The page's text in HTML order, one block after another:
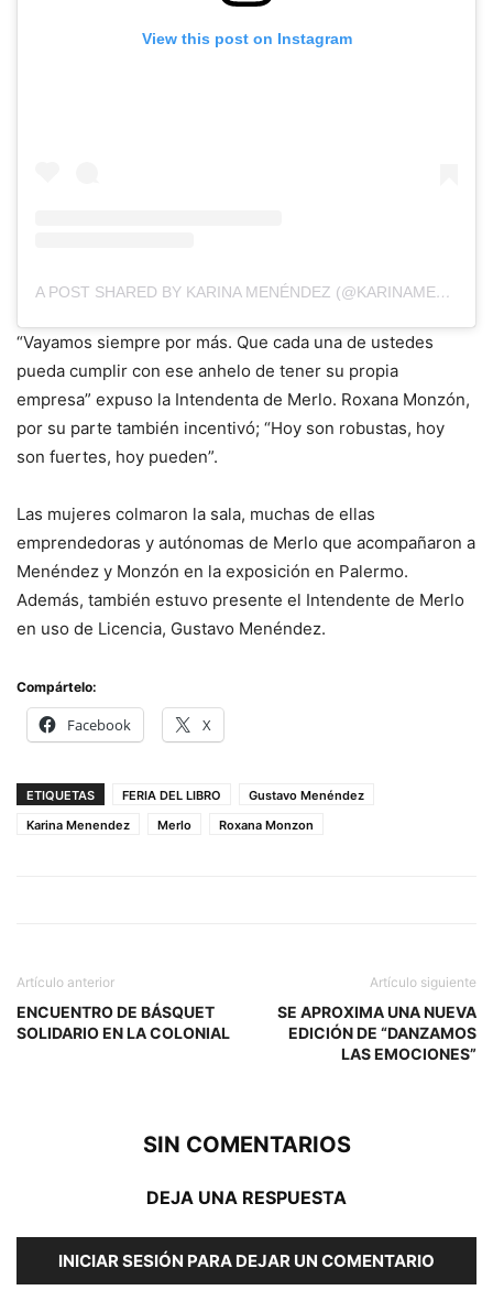
View this post on Instagram
A POST SHARED BY KARINA MENÉNDEZ (@KARINAMENENDEZOK)
“Vayamos siempre por más. Que cada una de ustedes
pueda cumplir con ese anhelo de tener su propia
empresa” expuso la Intendenta de Merlo. Roxana Monzón,
por su parte también incentivó; “Hoy son robustas, hoy
son fuertes, hoy pueden”.
Las mujeres colmaron la sala, muchas de ellas
emprendedoras y autónomas de Merlo que acompañaron a
Menéndez y Monzón en la exposición en Palermo.
Además, también estuvo presente el Intendente de Merlo
en uso de Licencia, Gustavo Menéndez.
Compártelo:
Facebook X
ETIQUETAS FERIA DEL LIBRO
Gustavo Menéndez
Karina Menendez
Merlo Roxana Monzon
Artículo anterior
ENCUENTRO DE BÁSQUET
SOLIDARIO EN LA COLONIAL
Artículo siguiente
SE APROXIMA UNA NUEVA
EDICIÓN DE “DANZAMOS
LAS EMOCIONES”
SIN COMENTARIOS
DEJA UNA RESPUESTA
INICIAR SESIÓN PARA DEJAR UN COMENTARIO